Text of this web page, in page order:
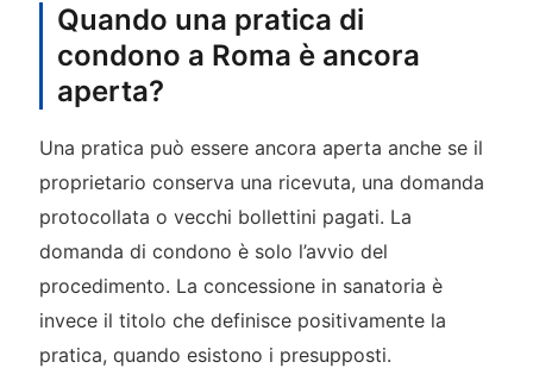
Quando una pratica di
condono a Roma è ancora
aperta?
Una pratica può essere ancora aperta anche se il
proprietario conserva una ricevuta, una domanda
protocollata o vecchi bollettini pagati. La
domanda di condono è solo l’avvio del
procedimento. La concessione in sanatoria è
invece il titolo che definisce positivamente la
pratica, quando esistono i presupposti.